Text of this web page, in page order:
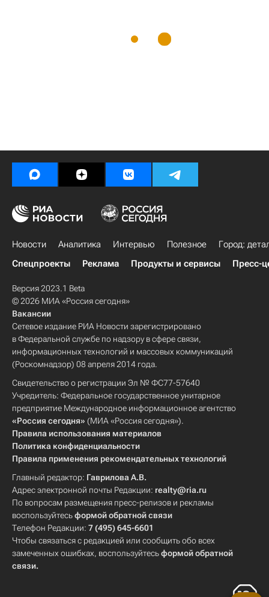
Новости Аналитика Интервью Полезное
Город:
Спецпроекты
Реклама Продукты и сервисы Пресс-
Версия 2023.1 Beta
© 2026 МИА «Россия сегодня»
Вакансии
Сетевое издание РИА Новости зарегистрировано
в Федеральной службе по надзору в сфере связи,
информационных технологий и массовых коммуникаций
(Роскомнадзор) 08 апреля 2014 года.
Свидетельство о регистрации Эл № ФС77-57640
Учредитель: Федеральное государственное унитарное
предприятие Международное информационное агентство
«Россия сегодня» (МИА «Россия сегодня»).
Правила использования материалов
Политика конфиденциальности
Правила применения рекомендательных технологий
Главный редактор: Гаврилова А.В.
Адрес электронной почты Редакции: realty@ria.ru
По вопросам размещения пресс-релизов и рекламы
воспользуйтесьформой обратной связи
Телефон Редакции: 7 (495) 645-6601
Чтобы связаться с редакцией или сообщить обо всех
замеченных ошибках, воспользуйтесьформой обратной
связи.